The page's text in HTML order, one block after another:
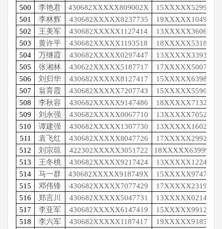
500
李艳君 430682XXXXX809002X
15XXXXX5299
501
李林辉 430682XXXXX8237735
19XXXXX1049
502
王美军 430682XXXXX1127414
13XXXXX3606
503
黄许平 430682XXXXX1193518
18XXXXX5318
504
万继霞 430682XXXXX0297447
13XXXXX3393
505
张湘林 430622XXXXX5187717
17XXXXX5007
506
刘归华 430682XXXXX8127417
15XXXXX6398
507
翁育霞 430682XXXXX7207743
15XXXXX5590
508
李秋容 430682XXXXX9147486
18XXXXX7132
509
刘永强 430682XXXXX0067710
13XXXXX7052
510
谭建强 430682XXXXX1307730
13XXXXX1602
511
袁飞红 430682XXXXX8047726
17XXXXX2992
512
刘宗琼 422302XXXXX3051722
18XXXXX63999
513
王冬桃 430682XXXXX9217424
13XXXXX1224
514
马一群 430682XXXXX918749X
15XXXXX9747
515
邓伟锋 430682XXXXX7077429
17XXXXX2319
516
郑言川 430682XXXXX5047731
13XXXXX0214
517
李亚军 430682XXXXX6147419
15XXXXX9912
518
李六军 430682XXXXX1187417
19XXXXX9185